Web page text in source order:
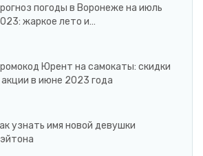
погоды в Воронеже на июль
жаркое лето и…
Юрент на самокаты: скидки
акции в июне 2023 года
узнать имя новой девушки